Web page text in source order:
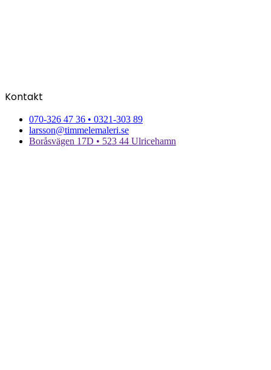
Kontakt
070-326 47 36 • 0321-303 89
larsson@timmelemaleri.se
Boråsvägen 17D • 523 44 Ulricehamn